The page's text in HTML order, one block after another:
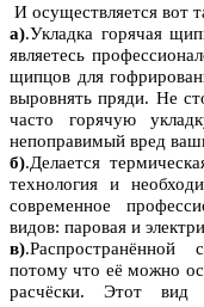
И осуществляется вот
а).Укладка горячая
являетесь
щипцов для
выровнять пряди. Не
часто горячую
непоправимый вред
б).Делается
технология и
современное
видов: паровая и
в)
потому что её можно
расчёски. Этот